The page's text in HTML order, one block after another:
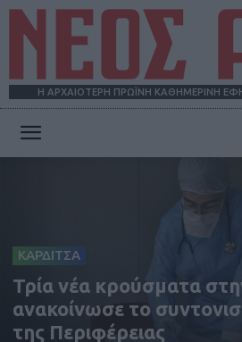
Η ΑΡΧΑΙΟΤΕΡΗ ΠΡΩΪΝΗ ΚΑΘΗΜΕΡΙΝΗ
ΚΑΡΔΙΤΣΑ
Τρία νέα κρούσματα
ανακοίνωσε το
της Περιφέρειας